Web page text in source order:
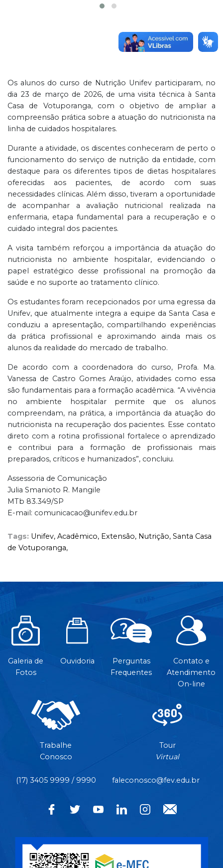
Os alunos do curso de Nutrição Unifev participaram, no
dia 23 de março de 2026, de uma visita técnica à Santa
Casa de Votuporanga, com o objetivo de ampliar a
compreensão prática sobre a atuação do nutricionista na
linha de cuidados hospitalares.
Durante a atividade, os discentes conheceram de perto o
funcionamento do serviço de nutrição da entidade, com
destaque para os diferentes tipos de dietas hospitalares
oferecidas aos pacientes, de acordo com suas
necessidades clínicas. Além disso, tiveram a oportunidade
de acompanhar a avaliação nutricional realizada na
enfermaria, etapa fundamental para a recuperação e o
cuidado integral dos pacientes.
A visita também reforçou a importância da atuação do
nutricionista no ambiente hospitalar, evidenciando o
papel estratégico desse profissional na promoção da
saúde e no suporte ao tratamento clínico.
Os estudantes foram recepcionados por uma egressa da
Unifev, que atualmente integra a equipe da Santa Casa e
conduziu a apresentação, compartilhando experiências
da prática profissional e aproximando ainda mais os
alunos da realidade do mercado de trabalho.
De acordo com a coordenadora do curso, Profa. Ma.
Vanessa de Castro Gomes Araújo, atividades como essa
são fundamentais para a formação acadêmica. “A vivência
no ambiente hospitalar permite que os alunos
compreendam, na prática, a importância da atuação do
nutricionista na recuperação dos pacientes. Esse contato
direto com a rotina profissional fortalece o aprendizado
e contribui para a formação de profissionais mais
preparados, críticos e humanizados”, concluiu.
Assessoria de Comunicação
Julia Smanioto R. Mangile
MTb 83.349/SP
E-mail: comunicacao@unifev.edu.br
Tags: Unifev, Acadêmico, Extensão, Nutrição, Santa Casa
de Votuporanga,
Galeria de
Fotos
Ouvidoria
Perguntas
Frequentes
Contato e
Atendimento
On-line
Trabalhe
Conosco
Tour
Virtual
(17) 3405 9999 / 9990 faleconosco@fev.edu.br